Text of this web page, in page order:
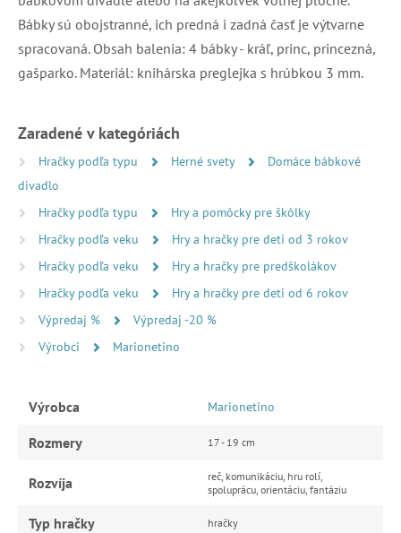
Bábky sú obojstranné, ich predná i zadná časť je výtvarne
spracovaná. Obsah balenia: 4 bábky - kráľ, princ, princezná,
gašparko. Materiál: knihárska preglejka s hrúbkou 3 mm.
Zaradené v kategóriách
Hračky podľa typu Herné svety
Domáce bábkové
divadlo
Hračky podľa typu
Hry a pomôcky pre škôlky
Hračky podľa veku
Hry a hračky pre deti od 3 rokov
Hračky podľa veku
Hry a hračky pre predškolákov
Hračky podľa veku
Hry a hračky pre deti od 6 rokov
Výpredaj %
Výpredaj -20 %
Výrobci
Marionetino
Výrobca Marionetino
Rozmery 17 - 19 cm
Rozvíja
reč, komunikáciu, hru rolí,
spoluprácu, orientáciu, fantáziu
Typ hračky hračky